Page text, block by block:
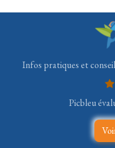
Infos pratiques et
Picbleu